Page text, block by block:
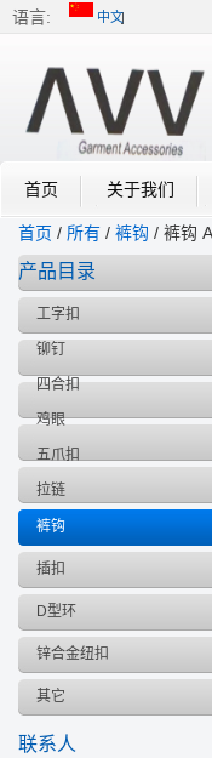
语言: 中文
首页 关于我们
首页 / 所有 / 裤钩 / 裤钩
产品目录
工字扣
铆钉
四合扣
鸡眼
五爪扣
拉链
裤钩
插扣
D型环
锌合金纽扣
其它
联系人